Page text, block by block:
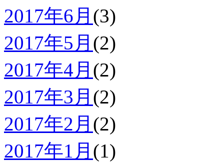
2017年6月 (3)
2017年5月 (2)
2017年4月 (2)
2017年3月 (2)
2017年2月 (2)
2017年1月 (1)